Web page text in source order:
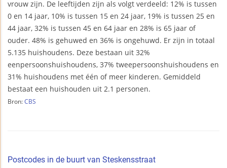
vrouw zijn. De leeftijden zijn als volgt verdeeld: 12% is tussen
0 en 14 jaar, 10% is tussen 15 en 24 jaar, 19% is tussen 25 en
44 jaar, 32% is tussen 45 en 64 jaar en 28% is 65 jaar of
ouder. 48% is gehuwed en 36% is ongehuwd. Er zijn in totaal
5.135 huishoudens. Deze bestaan uit 32%
eenpersoonshuishoudens, 37% tweepersoonshuishoudens en
31% huishoudens met één of meer kinderen. Gemiddeld
bestaat een huishouden uit 2.1 personen.
Bron: CBS
Postcodes in de buurt van Steskensstraat